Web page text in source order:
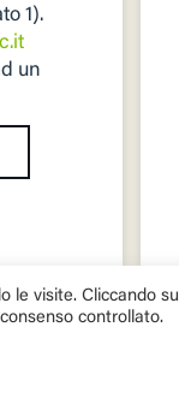
1).
un
le visite. Cliccando su
controllato.